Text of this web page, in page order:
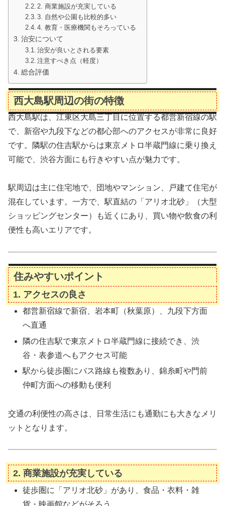
2. 商業施設が充実している
3. 自然や公園も比較的多い
4. 教育・医療機関もそろっている
治安について
治安が良いとされる要素
注意すべき点（軽度）
総合評価
西大島駅周辺の街の特徴
西大島駅は、江東区大島三丁目に位置する都営新宿線の駅
で、新宿や九段下などの都心部へのアクセスが非常に良好
です。隣駅の住吉駅からは東京メトロ半蔵門線に乗り換え
可能で、渋谷方面にも行きやすい点が魅力です。
駅周辺は主に住宅地で、団地やマンション、戸建て住宅が
混在しています。一方で、駅直結の「アリオ北砂」（大型
ショッピングセンター）も近くにあり、買い物や飲食の利
便性も高いエリアです。
住みやすいポイント
1. アクセスの良さ
都営新宿線で新宿、岩本町（秋葉原）、九段下方面
へ直通
隣の住吉駅で東京メトロ半蔵門線に接続でき、渋
谷・表参道へもアクセス可能
駅から徒歩圏にバス路線も複数あり、錦糸町や門前
仲町方面への移動も便利
交通の利便性の高さは、日常生活にも通勤にも大きなメリ
ットとなります。
2. 商業施設が充実している
徒歩圏に「アリオ北砂」があり、食品・衣料・雑
貨・映画館などがそろう